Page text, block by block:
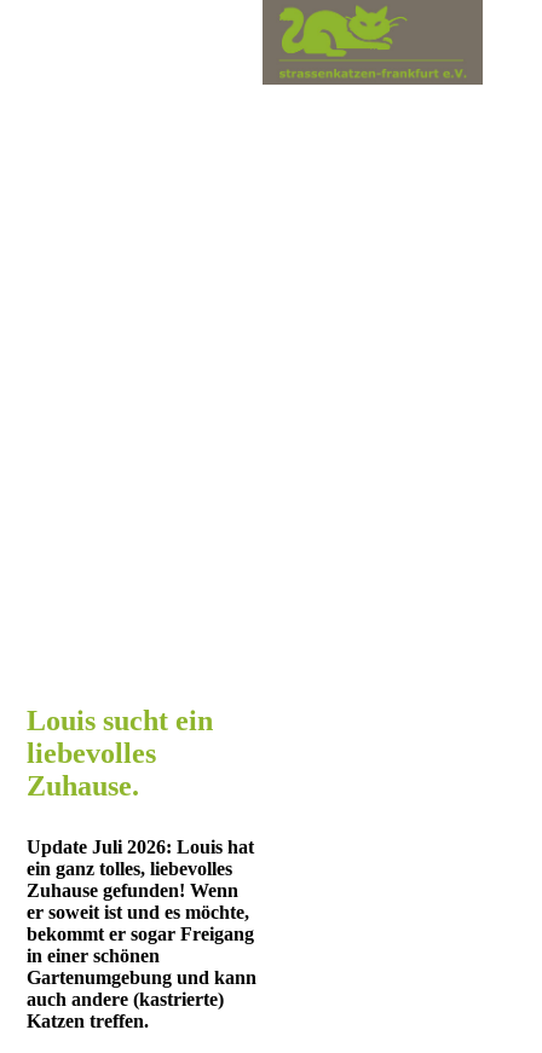
Louis sucht ein
liebevolles
Zuhause.
Update Juli 2026: Louis hat
ein ganz tolles, liebevolles
Zuhause gefunden! Wenn
er soweit ist und es möchte,
bekommt er sogar Freigang
in einer schönen
Gartenumgebung und kann
auch andere (kastrierte)
Katzen treffen.